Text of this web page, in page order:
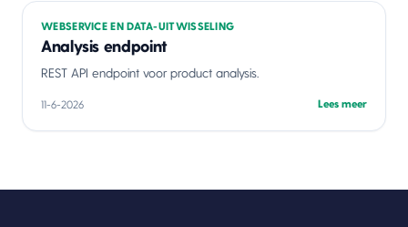
WEBSERVICE EN DATA-UITWISSELING
Analysis endpoint
REST API endpoint voor product analysis.
11-6-2026 Lees meer